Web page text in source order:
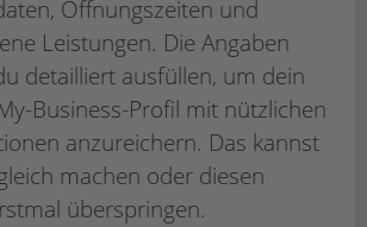
Öffnungszeiten und
Leistungen. Die Angaben
detailliert ausfüllen, um dein
Business-Profil mit nützlichen
anzureichern. Das kannst
machen oder diesen
überspringen.